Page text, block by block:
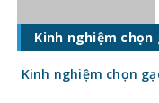
Kinh nghiệm chọn
Kinh nghiệm chọn